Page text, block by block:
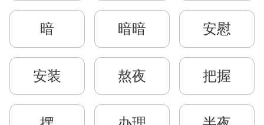
暗 暗暗 安慰
安装 熬夜 把握